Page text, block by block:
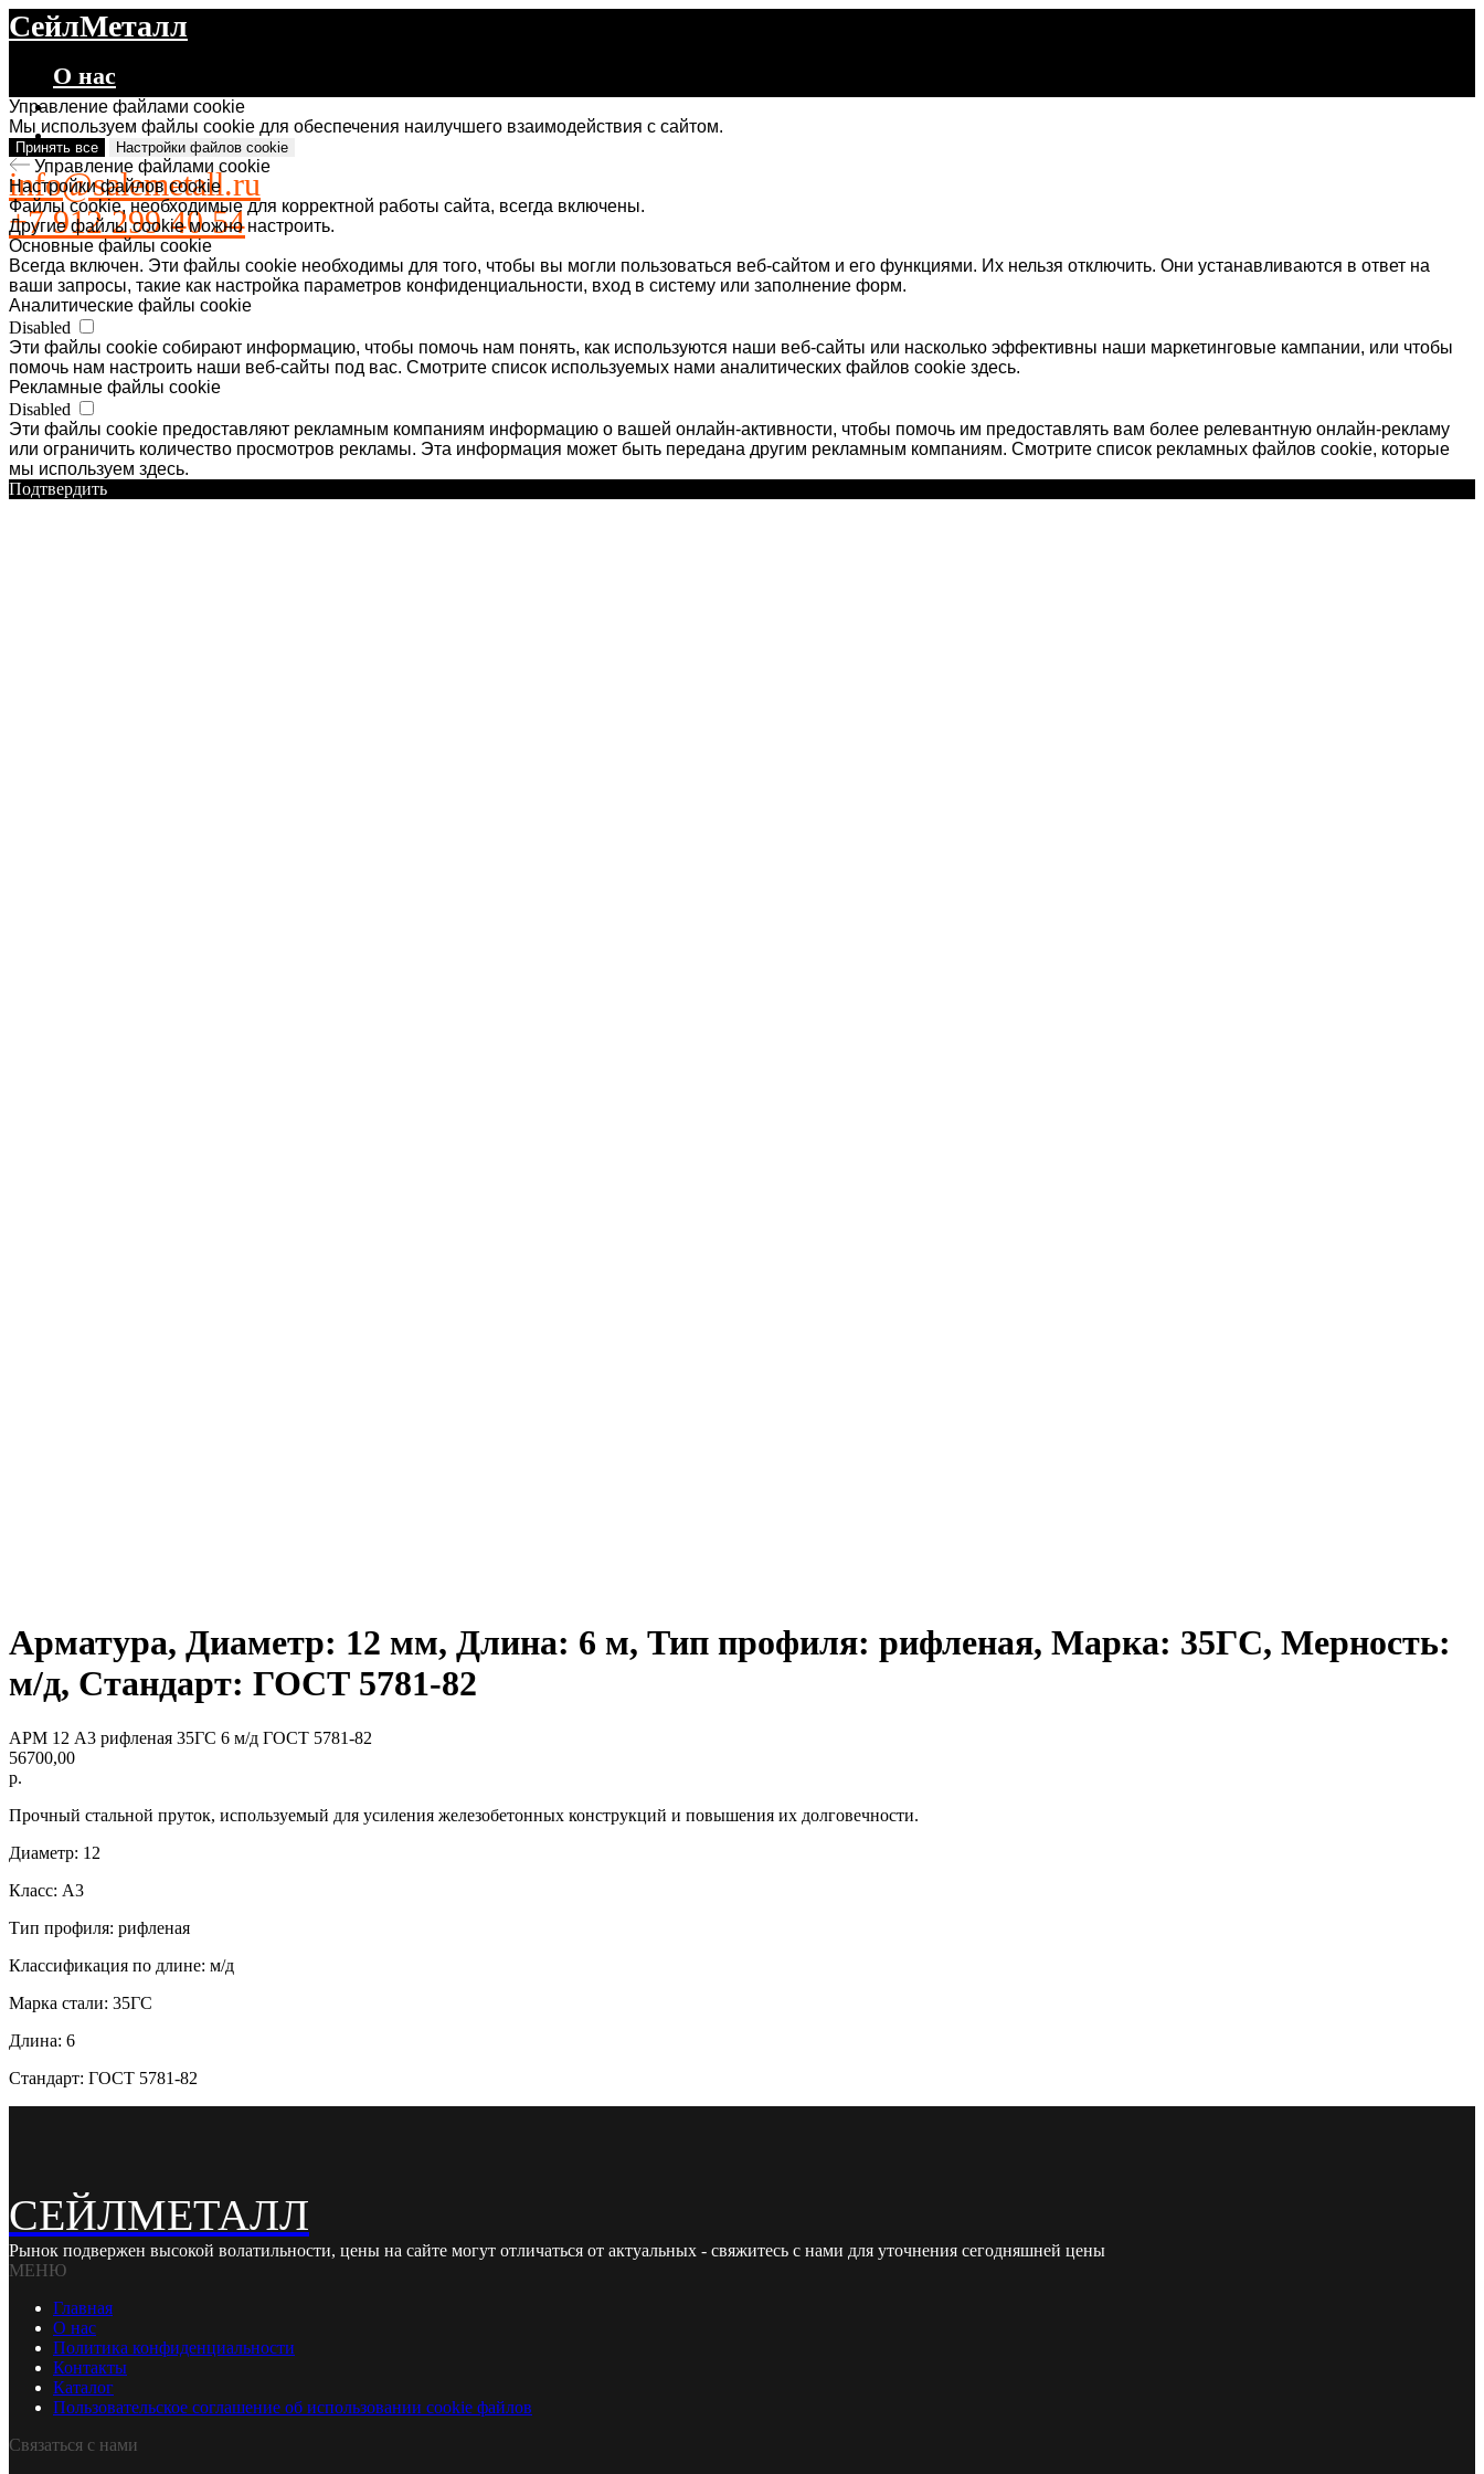
СейлМеталл
О нас
Каталог
Контакты
info@salemetall.ru
+7 912 299 40 54
Управление файлами cookie
Мы используем файлы cookie для обеспечения наилучшего взаимодействия с сайтом.
Принять все Настройки файлов cookie
Управление файлами cookie
Настройки файлов cookie
Файлы cookie, необходимые для корректной работы сайта, всегда включены.
Другие файлы cookie можно настроить.
Основные файлы cookie
Всегда включен. Эти файлы cookie необходимы для того, чтобы вы могли пользоваться веб-сайтом и его функциями. Их нельзя отключить. Они устанавливаются в ответ на
ваши запросы, такие как настройка параметров конфиденциальности, вход в систему или заполнение форм.
Аналитические файлы cookie
Disabled
Эти файлы cookie собирают информацию, чтобы помочь нам понять, как используются наши веб-сайты или насколько эффективны наши маркетинговые кампании, или чтобы
помочь нам настроить наши веб-сайты под вас. Смотрите список используемых нами аналитических файлов cookie здесь.
Рекламные файлы cookie
Disabled
Эти файлы cookie предоставляют рекламным компаниям информацию о вашей онлайн-активности, чтобы помочь им предоставлять вам более релевантную онлайн-рекламу
или ограничить количество просмотров рекламы. Эта информация может быть передана другим рекламным компаниям. Смотрите список рекламных файлов cookie, которые
мы используем здесь.
Подтвердить
Арматура, Диаметр: 12 мм, Длина: 6 м, Тип профиля: рифленая, Марка: 35ГС, Мерность:
м/д, Стандарт: ГОСТ 5781-82
АРМ 12 А3 рифленая 35ГС 6 м/д ГОСТ 5781-82
56700,00
р.
Прочный стальной пруток, используемый для усиления железобетонных конструкций и повышения их долговечности.
Диаметр: 12
Класс: А3
Тип профиля: рифленая
Классификация по длине: м/д
Марка стали: 35ГС
Длина: 6
Стандарт: ГОСТ 5781-82
СЕЙЛМЕТАЛЛ
Рынок подвержен высокой волатильности, цены на сайте могут отличаться от актуальных - свяжитесь с нами для уточнения сегодняшней цены
МЕНЮ
Главная
О нас
Политика конфиденциальности
Контакты
Каталог
Пользовательское соглашение об использовании cookie файлов
Связаться с нами